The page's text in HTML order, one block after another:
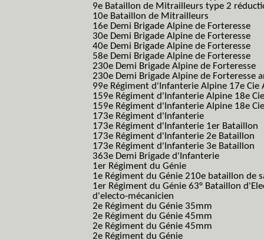
9e Bataillon de Mitrailleurs type 2
10e Bataillon de Mitrailleurs
16e Demi Brigade Alpine de Forteresse
30e Demi Brigade Alpine de Forteresse
40e Demi Brigade Alpine de Forteresse
58e Demi Brigade Alpine de Forteresse
230e Demi Brigade Alpine de Forteresse
230e Demi Brigade Alpine de Forteresse
99e Régiment d'Infanterie Alpine 17e
159e Régiment d'Infanterie Alpine 18e
159e Régiment d'Infanterie Alpine 18e
173e Régiment d'Infanterie
173e Régiment d'Infanterie 1er Bataillon
173e Régiment d'Infanterie 2e Bataillon
173e Régiment d'Infanterie 3e Bataillon
363e Demi Brigade d'Infanterie
1er Régiment du Génie
1e Régiment du Génie 210e bataillon de
1er Régiment du Génie 63° Bataillon
d'electo-mécanicien
2e Régiment du Génie 35mm
2e Régiment du Génie 45mm
2e Régiment du Génie 45mm
2e Régiment du Génie